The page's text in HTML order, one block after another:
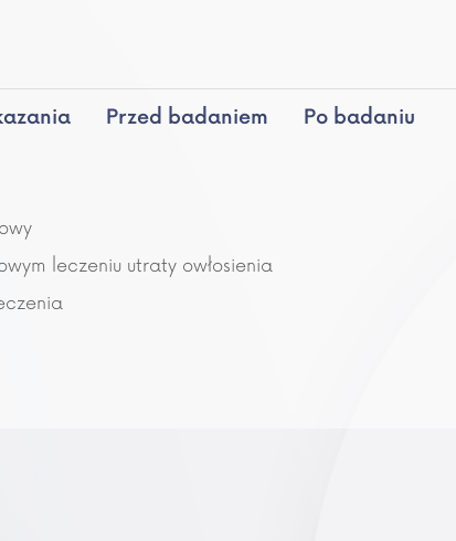
Przed badaniem Po badaniu
leczeniu utraty owłosienia